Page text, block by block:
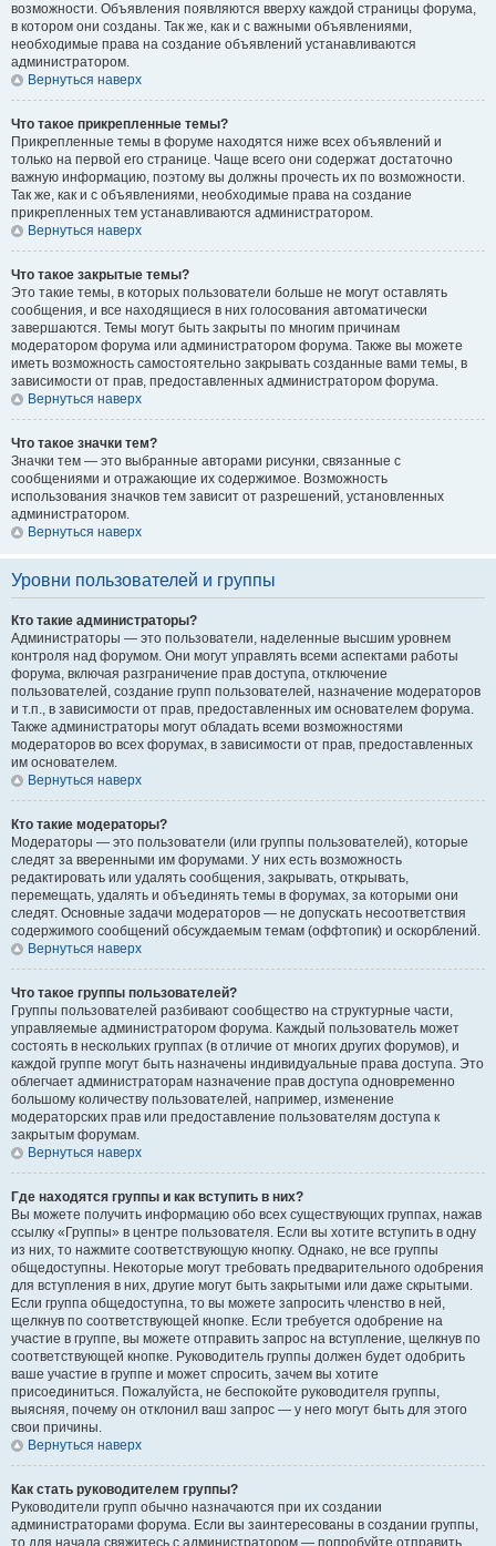
возможности. Объявления появляются вверху каждой страницы форума,
в котором они созданы. Так же, как и с важными объявлениями,
необходимые права на создание объявлений устанавливаются
администратором.
Вернуться наверх
Что такое прикрепленные темы?
Прикрепленные темы в форуме находятся ниже всех объявлений и
только на первой его странице. Чаще всего они содержат достаточно
важную информацию, поэтому вы должны прочесть их по возможности.
Так же, как и с объявлениями, необходимые права на создание
прикрепленных тем устанавливаются администратором.
Вернуться наверх
Что такое закрытые темы?
Это такие темы, в которых пользователи больше не могут оставлять
сообщения, и все находящиеся в них голосования автоматически
завершаются. Темы могут быть закрыты по многим причинам
модератором форума или администратором форума. Также вы можете
иметь возможность самостоятельно закрывать созданные вами темы, в
зависимости от прав, предоставленных администратором форума.
Вернуться наверх
Что такое значки тем?
Значки тем — это выбранные авторами рисунки, связанные с
сообщениями и отражающие их содержимое. Возможность
использования значков тем зависит от разрешений, установленных
администратором.
Вернуться наверх
Уровни пользователей и группы
Кто такие администраторы?
Администраторы — это пользователи, наделенные высшим уровнем
контроля над форумом. Они могут управлять всеми аспектами работы
форума, включая разграничение прав доступа, отключение
пользователей, создание групп пользователей, назначение модераторов
и т.п., в зависимости от прав, предоставленных им основателем форума.
Также администраторы могут обладать всеми возможностями
модераторов во всех форумах, в зависимости от прав, предоставленных
им основателем.
Вернуться наверх
Кто такие модераторы?
Модераторы — это пользователи (или группы пользователей), которые
следят за вверенными им форумами. У них есть возможность
редактировать или удалять сообщения, закрывать, открывать,
перемещать, удалять и объединять темы в форумах, за которыми они
следят. Основные задачи модераторов — не допускать несоответствия
содержимого сообщений обсуждаемым темам (оффтопик) и оскорблений.
Вернуться наверх
Что такое группы пользователей?
Группы пользователей разбивают сообщество на структурные части,
управляемые администратором форума. Каждый пользователь может
состоять в нескольких группах (в отличие от многих других форумов), и
каждой группе могут быть назначены индивидуальные права доступа. Это
облегчает администраторам назначение прав доступа одновременно
большому количеству пользователей, например, изменение
модераторских прав или предоставление пользователям доступа к
закрытым форумам.
Вернуться наверх
Где находятся группы и как вступить в них?
Вы можете получить информацию обо всех существующих группах, нажав
ссылку «Группы» в центре пользователя. Если вы хотите вступить в одну
из них, то нажмите соответствующую кнопку. Однако, не все группы
общедоступны. Некоторые могут требовать предварительного одобрения
для вступления в них, другие могут быть закрытыми или даже скрытыми.
Если группа общедоступна, то вы можете запросить членство в ней,
щелкнув по соответствующей кнопке. Если требуется одобрение на
участие в группе, вы можете отправить запрос на вступление, щелкнув по
соответствующей кнопке. Руководитель группы должен будет одобрить
ваше участие в группе и может спросить, зачем вы хотите
присоединиться. Пожалуйста, не беспокойте руководителя группы,
выясняя, почему он отклонил ваш запрос — у него могут быть для этого
свои причины.
Вернуться наверх
Как стать руководителем группы?
Руководители групп обычно назначаются при их создании
администраторами форума. Если вы заинтересованы в создании группы,
то для начала свяжитесь с администратором — попробуйте отправить